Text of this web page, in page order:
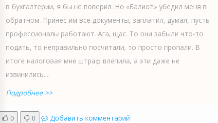
в бухгалтерии, я бы не поверил. Но «Балиот» убедил меня в
обратном. Принес им все документы, заплатил, думал, пусть
профессионалы работают. Ага, щас. То они забыли что-то
подать, то неправильно посчитали, то просто пропали. В
итоге налоговая мне штраф влепила, а эти даже не
извинились....
Подробнее >>
0 0 Добавить комментарий